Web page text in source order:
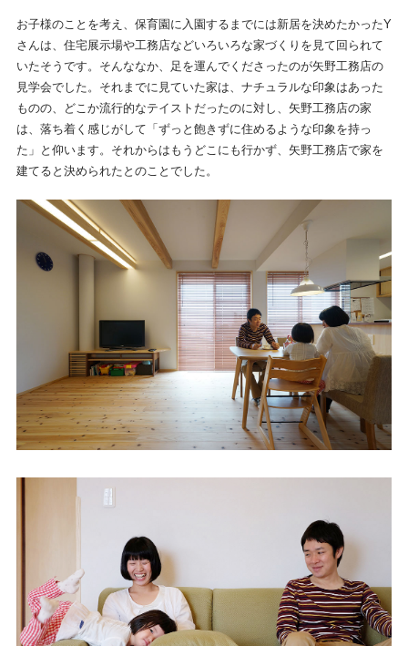
お子様のことを考え、保育園に入園するまでには新居を決めたかったY
さんは、住宅展示場や工務店などいろいろな家づくりを見て回られて
いたそうです。そんななか、足を運んでくださったのが矢野工務店の
見学会でした。それまでに見ていた家は、ナチュラルな印象はあった
ものの、どこか流行的なテイストだったのに対し、矢野工務店の家
は、落ち着く感じがして「ずっと飽きずに住めるような印象を持っ
た」と仰います。それからはもうどこにも行かず、矢野工務店で家を
建てると決められたとのことでした。